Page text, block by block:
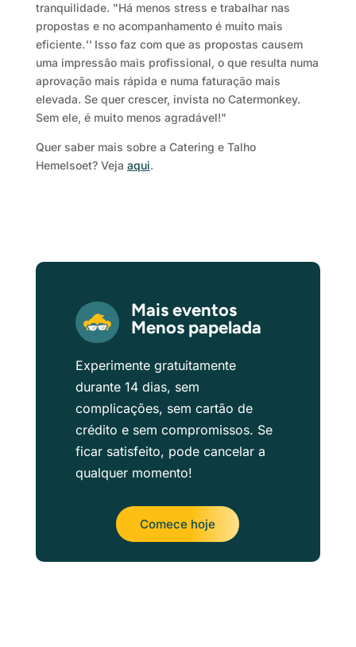
tranquilidade. "Há menos stress e trabalhar nas
propostas e no acompanhamento é muito mais
eficiente.''Isso faz com que as propostas causem
uma impressão mais profissional, o que resulta numa
aprovação mais rápida e numa faturação mais
elevada. Se quer crescer, invista no Catermonkey.
Sem ele, é muito menos agradável!"
Quer saber mais sobre a Catering e Talho
Hemelsoet? Veja aqui.
Mais eventos
Menos papelada
Experimente gratuitamente
durante 14 dias, sem
complicações, sem cartão de
crédito e sem compromissos. Se
ficar satisfeito, pode cancelar a
qualquer momento!
Comece hoje